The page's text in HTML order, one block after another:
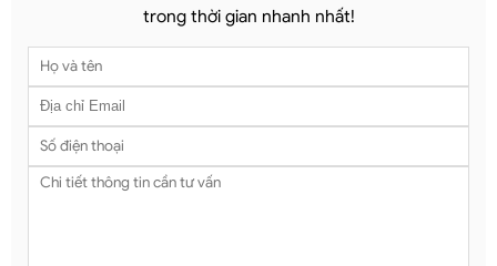
trong thời gian nhanh nhất!